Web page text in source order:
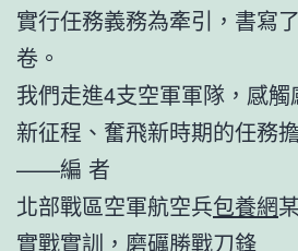
實行任務義務為牽引，書寫
卷。
我們走進4支空軍軍隊，感
新征程、奮飛新時期的任務
——編 者
北部戰區空軍航空兵包養網
實戰實訓，磨礪勝戰刀鋒